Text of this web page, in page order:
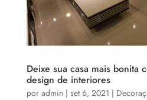
Deixe sua casa mais bonita
design de interiores
por admin| set 6, 2021 |